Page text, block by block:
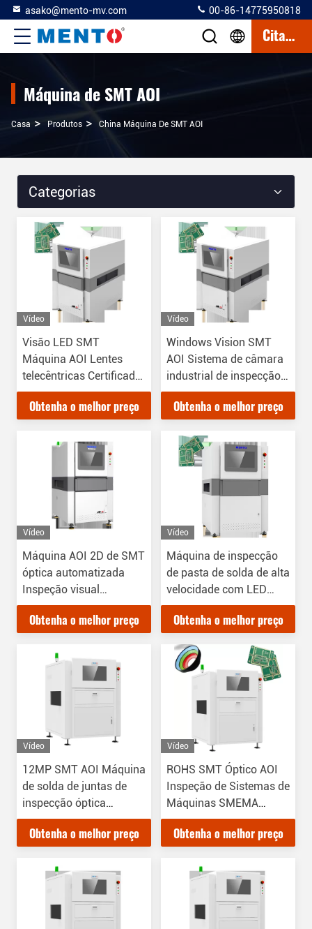
asako@mento-mv.com 00-86-14775950818
Citações
Máquina de SMT AOI
Casa > Produtos > China Máquina De SMT AOI
Categorias
Vídeo
Visão LED SMT
Máquina AOI Lentes
telecêntricas Certificado
ISO14001
Obtenha o melhor preço
Vídeo
Windows Vision SMT
AOI Sistema de câmara
industrial de inspecção
de máquinas
Obtenha o melhor preço
Vídeo
Máquina AOI 2D de SMT
óptica automatizada
Inspeção visual
avançada de PCB
Obtenha o melhor preço
Vídeo
Máquina de inspecção
de pasta de solda de alta
velocidade com LED
SMT AOI
Obtenha o melhor preço
Vídeo
12MP SMT AOI Máquina
de solda de juntas de
inspecção óptica
automática
Obtenha o melhor preço
Vídeo
ROHS SMT Óptico AOI
Inspeção de Sistemas de
Máquinas SMEMA
Standard
Obtenha o melhor preço